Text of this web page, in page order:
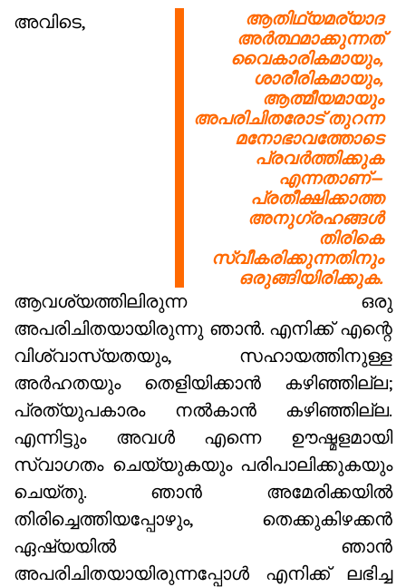
ആതിഥ്യമര്യാദ
അർത്ഥമാക്കുന്നത്
വൈകാരികമായും,
ശാരീരികമായും,
ആത്മീയമായും
അപരിചിതരോട് തുറന്ന
മനോഭാവത്തോടെ
പ്രവർത്തിക്കുക
എന്നതാണ്—
പ്രതീക്ഷിക്കാത്ത
അനുഗ്രഹങ്ങൾ
തിരികെ
സ്വീകരിക്കുന്നതിനും
ഒരുങ്ങിയിരിക്കുക.
അവിടെ,
ആവശ്യത്തിലിരുന്ന ഒരു
അപരിചിതയായിരുന്നു ഞാൻ. എനിക്ക് എന്റെ
വിശ്വാസ്യതയും, സഹായത്തിനുള്ള
അർഹതയും തെളിയിക്കാൻ കഴിഞ്ഞില്ല;
പ്രത്യുപകാരം നൽകാൻ കഴിഞ്ഞില്ല.
എന്നിട്ടും അവൾ എന്നെ ഊഷ്മളമായി
സ്വാഗതം ചെയ്യുകയും പരിപാലിക്കുകയും
ചെയ്തു. ഞാൻ അമേരിക്കയിൽ
തിരിച്ചെത്തിയപ്പോഴും, തെക്കുകിഴക്കൻ
ഏഷ്യയിൽ ഞാൻ
അപരിചിതയായിരുന്നപ്പോൾ എനിക്ക് ലഭിച്ച